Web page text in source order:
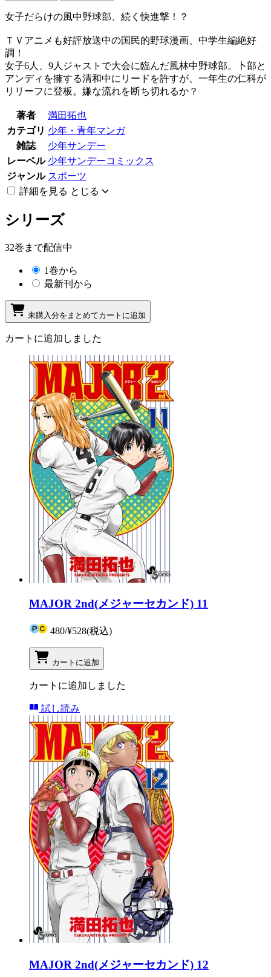
女子だらけの風中野球部、続く快進撃！？
ＴＶアニメも好評放送中の国民的野球漫画、中学生編絶好
調！
女子6人、9人ジャストで大会に臨んだ風林中野球部。卜部と
アンディを擁する清和中にリードを許すが、一年生の仁科が
リリーフに登板。嫌な流れを断ち切れるか？
著者
満田拓也
カテゴリ 少年・青年マンガ
雑誌
少年サンデー
レーベル 少年サンデーコミックス
ジャンル スポーツ
詳細を見る とじる
シリーズ
32巻まで配信中
1巻から
最新刊から
未購入分をまとめてカートに追加
カートに追加しました
MAJOR 2nd(メジャーセカンド) 11
480/¥528(税込)
カートに追加
カートに追加しました
試し読み
MAJOR 2nd(メジャーセカンド) 12